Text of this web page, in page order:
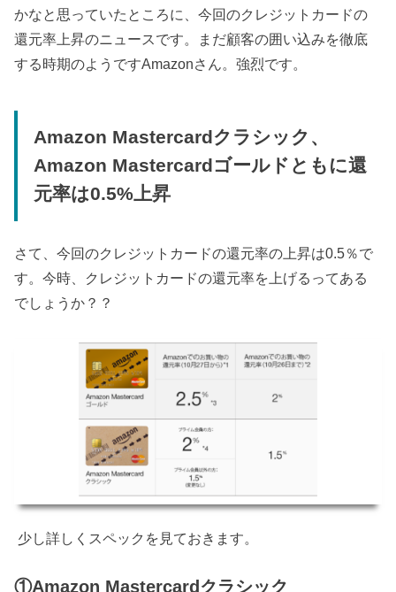
かなと思っていたところに、今回のクレジットカードの
還元率上昇のニュースです。まだ顧客の囲い込みを徹底
する時期のようですAmazonさん。強烈です。
Amazon Mastercardクラシック、
Amazon Mastercardゴールドともに還
元率は0.5%上昇
さて、今回のクレジットカードの還元率の上昇は0.5％で
す。今時、クレジットカードの還元率を上げるってある
でしょうか？？
少し詳しくスペックを見ておきます。
①Amazon Mastercardクラシック